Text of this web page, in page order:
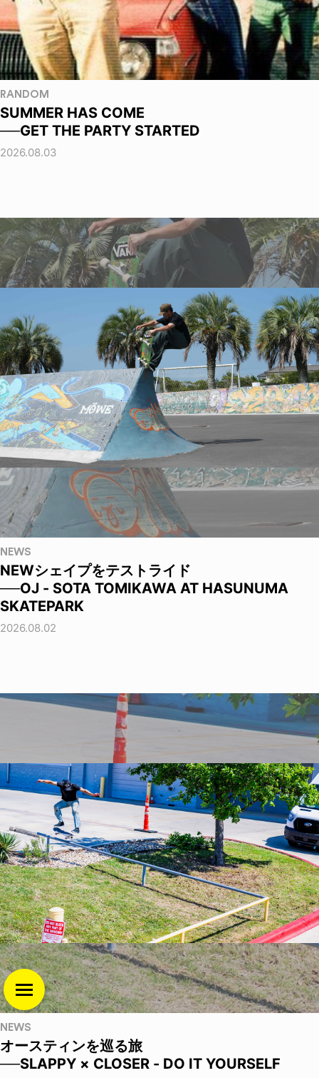
RANDOM
SUMMER HAS COME
──GET THE PARTY STARTED
2026.08.03
NEWS
NEWシェイプをテストライド
──OJ - SOTA TOMIKAWA AT HASUNUMA
SKATEPARK
2026.08.02
NEWS
オースティンを巡る旅
──SLAPPY × CLOSER - DO IT YOURSELF